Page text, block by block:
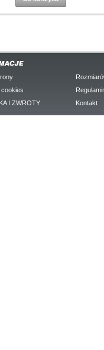
cookies
I ZWROTY
Kontakt